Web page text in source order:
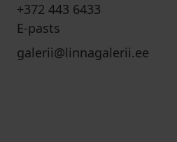
+372 443 6433
E-pasts
galerii@linnagalerii.ee